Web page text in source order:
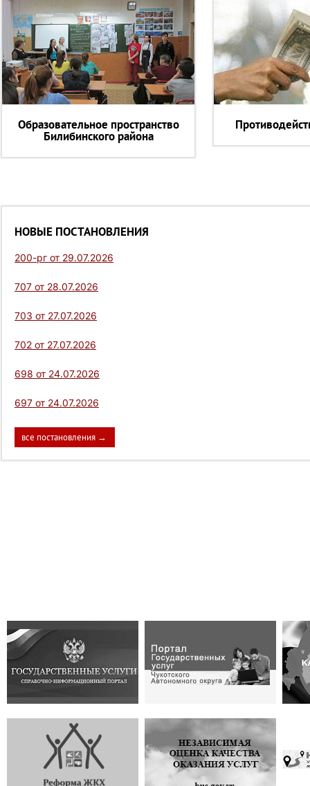
Образовательное пространство
Билибинского района
НОВЫЕ ПОСТАНОВЛЕНИЯ
200-рг от 29.07.2026
707 от 28.07.2026
703 от 27.07.2026
702 от 27.07.2026
698 от 24.07.2026
697 от 24.07.2026
все постановления →